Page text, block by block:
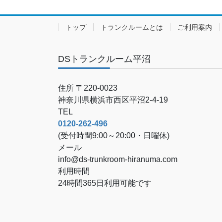
トップ トランクルームとは ご利用案内
DSトランクルーム平沼
住所 〒220-0023
神奈川県横浜市西区平沼2-4-19
TEL
0120-262-496
(受付時間9:00～20:00・日曜休)
メール
info@ds-trunkroom-hiranuma.com
利用時間
24時間365日利用可能です